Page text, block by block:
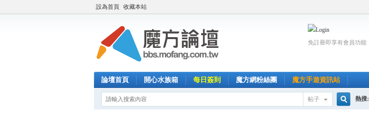
設為首頁 收藏本站
免註冊即享有會員功能
論壇首頁 開心水族箱 每日簽到 魔方網粉絲團 魔方手遊資訊站
帖子 熱搜: